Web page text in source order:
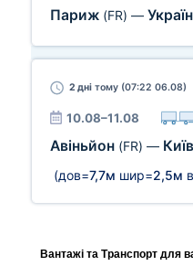
Париж (FR) —
2 дні тому (07:22 06.08)
10.08–11.08
Авіньйон (FR) — Київ
(дов=7,7м шир=2,5м
Вантажі та Транспорт для